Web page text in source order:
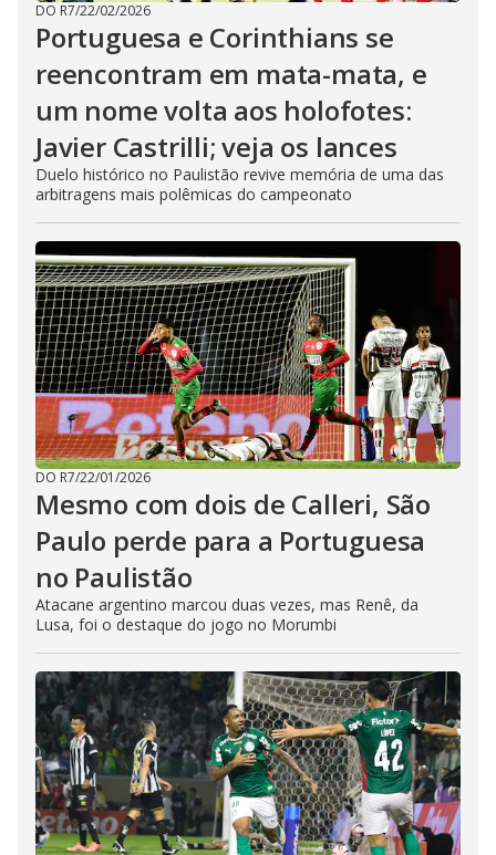
DO R7/22/02/2026
Portuguesa e Corinthians se
reencontram em mata-mata, e
um nome volta aos holofotes:
Javier Castrilli; veja os lances
Duelo histórico no Paulistão revive memória de uma das
arbitragens mais polêmicas do campeonato
DO R7/22/01/2026
Mesmo com dois de Calleri, São
Paulo perde para a Portuguesa
no Paulistão
Atacane argentino marcou duas vezes, mas Renê, da
Lusa, foi o destaque do jogo no Morumbi